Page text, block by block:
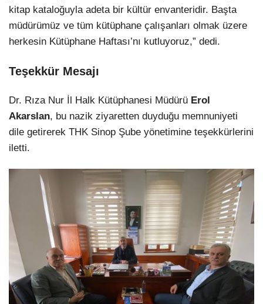
kitap kataloğuyla adeta bir kültür envanteridir. Başta
müdürümüz ve tüm kütüphane çalışanları olmak üzere
herkesin Kütüphane Haftası’nı kutluyoruz,” dedi.
Teşekkür Mesajı
Dr. Rıza Nur İl Halk Kütüphanesi Müdürü Erol
Akarslan, bu nazik ziyaretten duyduğu memnuniyeti
dile getirerek THK Sinop Şube yönetimine teşekkürlerini
iletti.